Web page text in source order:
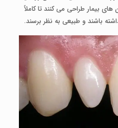
بیمار طراحی می کنند تا کاملاً
باشند و طبیعی به نظر برسند.